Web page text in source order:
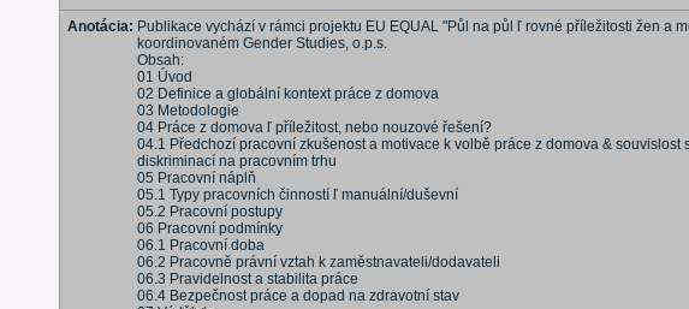
Anotácia: Publikace vychází v rámci projektu EU EQUAL "Půl na půl ľ rovné příležitosti žen a
koordinovaném Gender Studies, o.p.s.
Obsah:
01 Úvod
02 Definice a globální kontext práce z domova
03 Metodologie
04 Práce z domova ľ příležitost, nebo nouzové řešení?
04.1 Předchozí pracovní zkušenost a motivace k volbě práce z domova & souvislost
diskriminací na pracovním trhu
05 Pracovní náplň
05.1 Typy pracovních činností ľ manuální/duševní
05.2 Pracovní postupy
06 Pracovní podmínky
06.1 Pracovní doba
06.2 Pracovně právní vztah k zaměstnavateli/dodavateli
06.3 Pravidelnost a stabilita práce
06.4 Bezpečnost práce a dopad na zdravotní stav